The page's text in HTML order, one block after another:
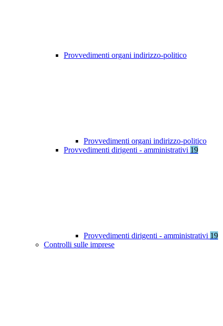
Provvedimenti organi indirizzo-politico
Provvedimenti organi indirizzo-politico
Provvedimenti dirigenti - amministrativi 19
Provvedimenti dirigenti - amministrativi 19
Controlli sulle imprese